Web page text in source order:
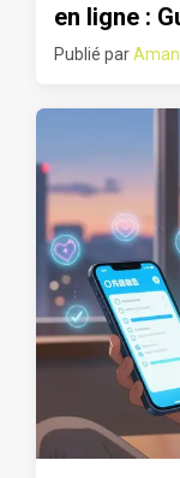
en ligne :
Publié par